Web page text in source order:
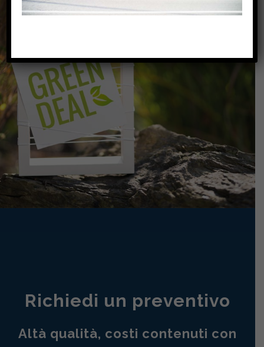
Richiedi un preventivo
Altà qualità, costi contenuti con